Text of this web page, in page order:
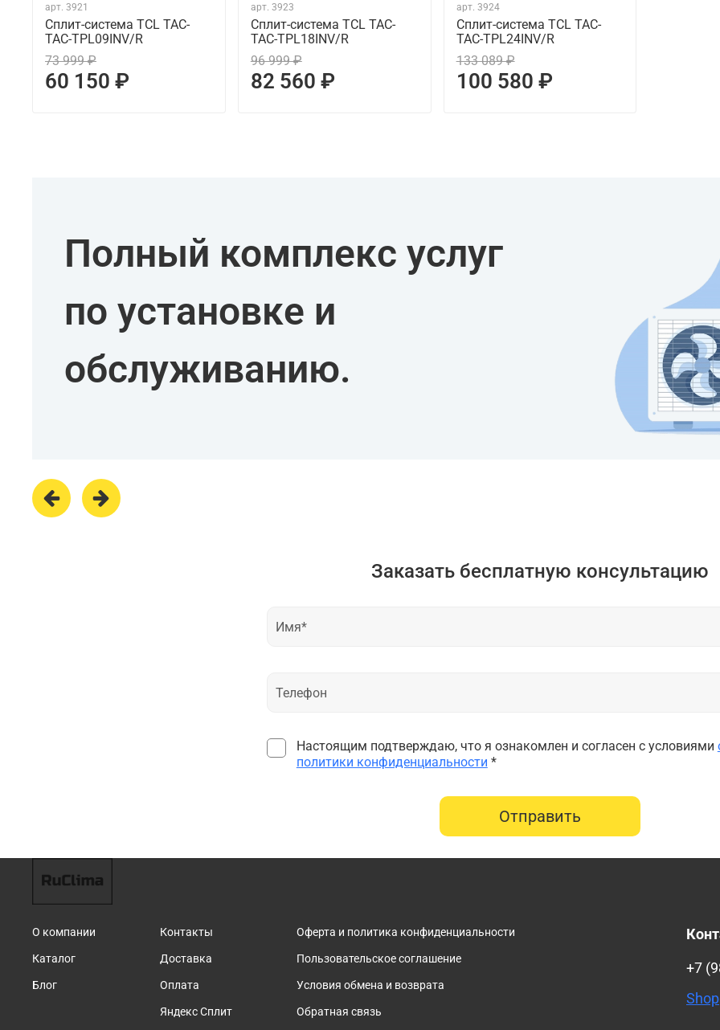
арт.3921
Сплит-система TCL TAC-
TAC-TPL09INV/R
73 999 ₽
60 150 ₽
арт. 3923
Сплит-система TCL TAC-
TAC-TPL18INV/R
96 999 ₽
82 560 ₽
арт. 3924
Сплит-система TCL TAC-
TAC-TPL24INV/R
133 089 ₽
100 580 ₽
Полный комплекс услуг
по установке и
обслуживанию.
Заказать бесплатную консультацию
Настоящим подтверждаю, что я ознакомлен и согласен с условиями
политики конфиденциальности *
Отправить
О компании
Каталог
Блог
Контакты
Доставка
Оплата
Яндекс Сплит
Оферта и политика конфиденциальности
Пользовательское соглашение
Условия обмена и возврата
Обратная связь
+7